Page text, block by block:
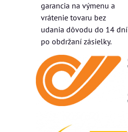
garancia na výmenu a
vrátenie tovaru bez
udania dôvodu do 14 dní
po obdržaní zásielky.